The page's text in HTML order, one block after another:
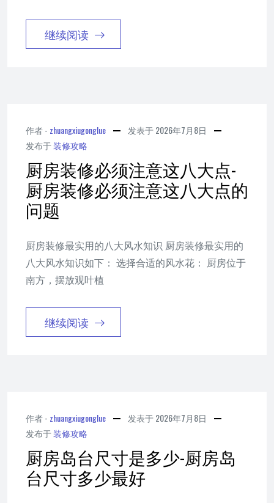
继续阅读
作者 - zhuangxiugonglue 发表于2026年7月8日
发布于装修攻略
厨房装修必须注意这八大点-
厨房装修必须注意这八大点的
问题
厨房装修最实用的八大风水知识 厨房装修最实用的
八大风水知识如下： 选择合适的风水花： 厨房位于
南方，摆放观叶植
继续阅读
作者 - zhuangxiugonglue 发表于2026年7月8日
发布于装修攻略
厨房岛台尺寸是多少-厨房岛
台尺寸多少最好